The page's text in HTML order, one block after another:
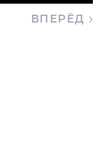
ВПЕРЁД